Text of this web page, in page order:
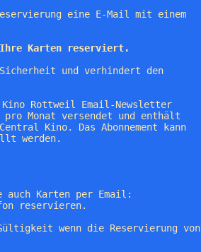
eine E-Mail mit einem
Ihre Karten reserviert.
und verhindert den
Rottweil Email-Newsletter
Monat versendet und enthält
Kino. Das Abonnement kann
werden.
auch Karten per Email:
reservieren.
wenn die Reservierung von